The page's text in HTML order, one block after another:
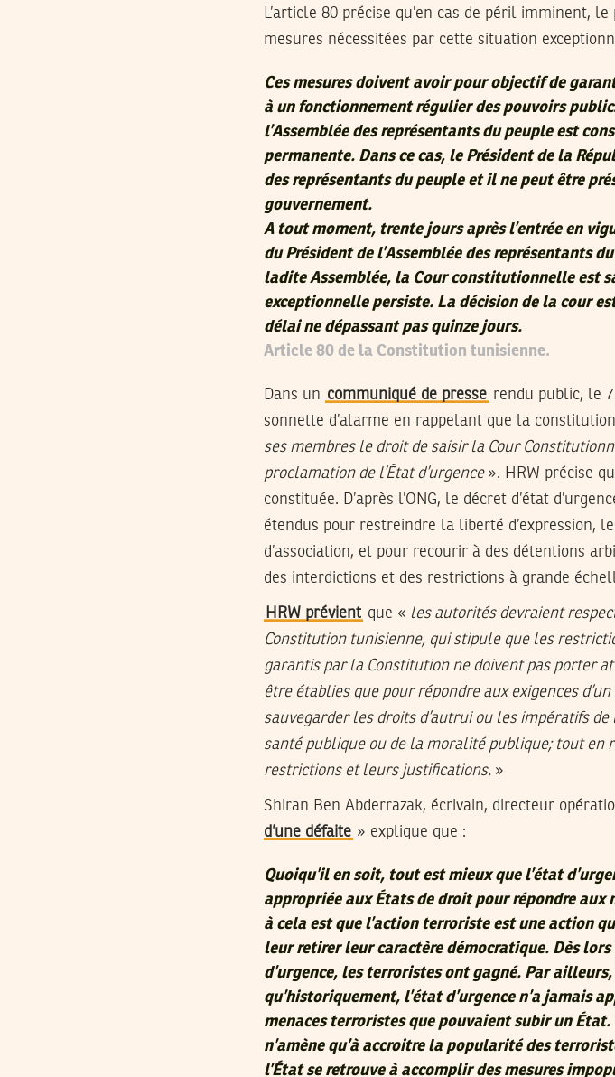
L’article 80 précise qu’en cas de péril imminent,
mesures nécessitées par cette situation
Ces mesures doivent avoir pour objectif de
à un fonctionnement régulier des pouvoirs
l’Assemblée des représentants du peuple est
permanente. Dans ce cas, le Président de la
des représentants du peuple et il ne peut être
gouvernement.
A tout moment, trente jours après l’entrée en
du Président de l’Assemblée des représentants
ladite Assemblée, la Cour constitutionnelle est
exceptionnelle persiste. La décision de la cour
délai ne dépassant pas quinze jours.
Article 80 de la Constitution tunisienne.
Dans un communiqué de presse rendu public, le
sonnette d’alarme en rappelant que la
ses membres le droit de saisir la Cour
proclamation de l’État d’urgence». HRW précise
constituée. D’après l’ONG, le décret d’état
étendus pour restreindre la liberté d’expression,
d’association, et pour recourir à des détentions
des interdictions et des restrictions à grande
HRW prévient que « les autorités devraient
Constitution tunisienne, qui stipule que les
garantis par la Constitution ne doivent pas porter
être établies que pour répondre aux exigences
sauvegarder les droits d’autrui ou les impératifs
santé publique ou de la moralité publique; tout en
restrictions et leurs justifications. »
Shiran Ben Abderrazak, écrivain, directeur
d’une défaite » explique que :
Quoiqu’il en soit, tout est mieux que l’état
appropriée aux États de droit pour répondre aux
à cela est que l’action terroriste est une action
leur retirer leur caractère démocratique. Dès lors
d’urgence, les terroristes ont gagné. Par
qu’historiquement, l’état d’urgence n’a jamais
menaces terroristes que pouvaient subir un État.
n’amène qu’à accroitre la popularité des
l’État se retrouve à accomplir des mesures